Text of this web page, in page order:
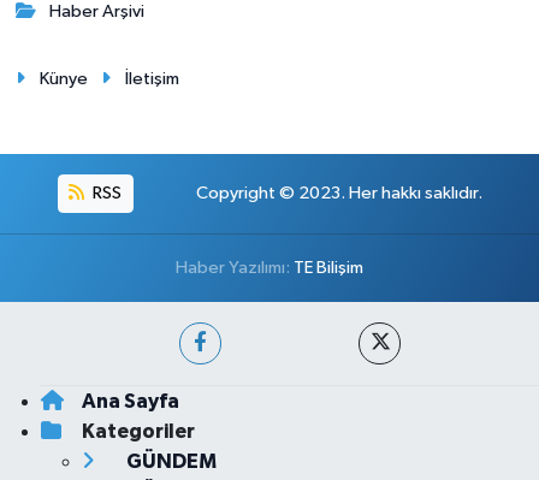
Haber Arşivi
Künye İletişim
RSS Copyright © 2023. Her hakkı saklıdır.
Haber Yazılımı: TE Bilişim
Ana Sayfa
Kategoriler
GÜNDEM